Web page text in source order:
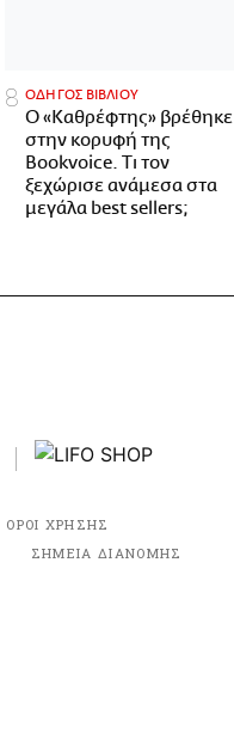
ΟΔΗΓΟΣ ΒΙΒΛΙΟΥ
Ο «Καθρέφτης» βρέθηκε
στην κορυφή της
Bookvoice. Τι τον
ξεχώρισε ανάμεσα στα
μεγάλα best sellers;
ΟΡΟΙ ΧΡΗΣΗΣ
ΣΗΜΕΙΑ ΔΙΑΝΟΜΗΣ